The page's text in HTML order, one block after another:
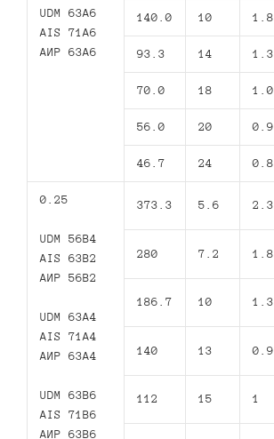
UDM 63A6
AIS 71A6
АИР 63А6
140.0 10 1.8
93.3 14 1.3
70.0 18 1.0
56.0 20 0.9
46.7 24 0.8
0.25
UDM 56B4
AIS 63B2
АИР 56В2
UDM 63A4
AIS 71A4
АИР 63А4
UDM 63B6
AIS 71B6
АИР 63В6
373.3 5.6 2.3
280 7.2 1.8
186.7 10 1.3
140 13 0.9
112 15 1